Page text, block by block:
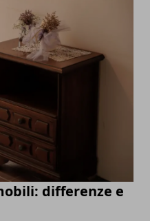
differenze e